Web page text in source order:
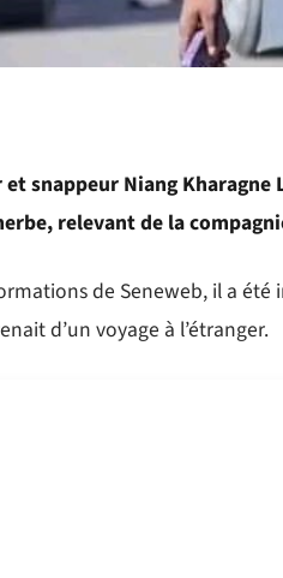
et snappeur Niang
relevant de la
de Seneweb, il a
d’un voyage à l’étranger.